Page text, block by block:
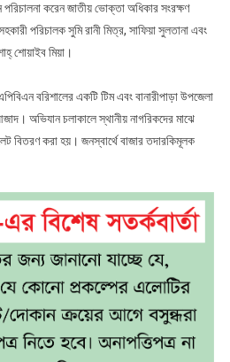
৩৪,৫০০
টাকা
পরিচালনা করেন জাতীয় ভোক্তা অধিকার সংরক্ষণ
পরিচালক সুমি রানী মিত্র, সাফিয়া সুলতানা এবং
শোয়াইব মিয়া।
বরিশালের একটি টিম এবং বানারীপাড়া উপজেলা
অভিযান চলাকালে স্থানীয় নাগরিকদের মাঝে
বিতরণ করা হয়। জনস্বার্থে বাজার তদারকিমূলক